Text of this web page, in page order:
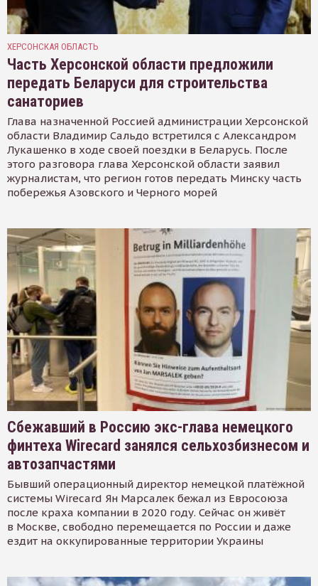
ХЕРСОНСКАЯ ОБЛАСТЬ
Часть Херсонской области предложили
передать Беларуси для строительства
санаториев
Глава назначенной Россией администрации Херсонской
области Владимир Сальдо встретился с Александром
Лукашенко в ходе своей поездки в Беларусь. После
этого разговора глава Херсонской области заявил
журналистам, что регион готов передать Минску часть
побережья Азовского и Черного морей
Сбежавший в Россию экс-глава немецкого
финтеха Wirecard занялся сельхозбизнесом и
автозапчастями
Бывший операционный директор немецкой платёжной
системы Wirecard Ян Марсалек бежал из Евросоюза
после краха компании в 2020 году. Сейчас он живёт
в Москве, свободно перемещается по России и даже
ездит на оккупированные территории Украины